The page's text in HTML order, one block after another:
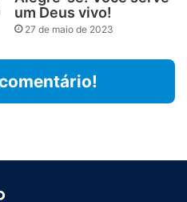
um Deus vivo!
27 de maio de 2023